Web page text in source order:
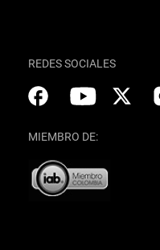
REDES SOCIALES
MIEMBRO DE: